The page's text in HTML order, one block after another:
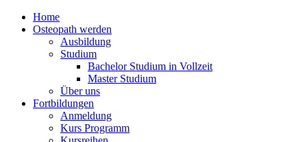
Home
Osteopath werden
Ausbildung
Studium
Bachelor Studium in Vollzeit
Master Studium
Über uns
Fortbildungen
Anmeldung
Kurs Programm